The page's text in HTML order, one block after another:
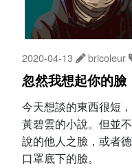
2020-04-13 bricoleur
忽然我想起你的臉
今天想談的東西很短
黃碧雲的小說。但並
說的他人之臉，或者
口罩底下的臉。